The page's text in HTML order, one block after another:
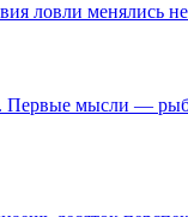
ловли
мысли —